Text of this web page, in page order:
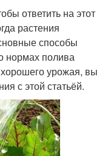
ответить на этот
растения
способы
нормах полива
урожая, вы
с этой статьёй.